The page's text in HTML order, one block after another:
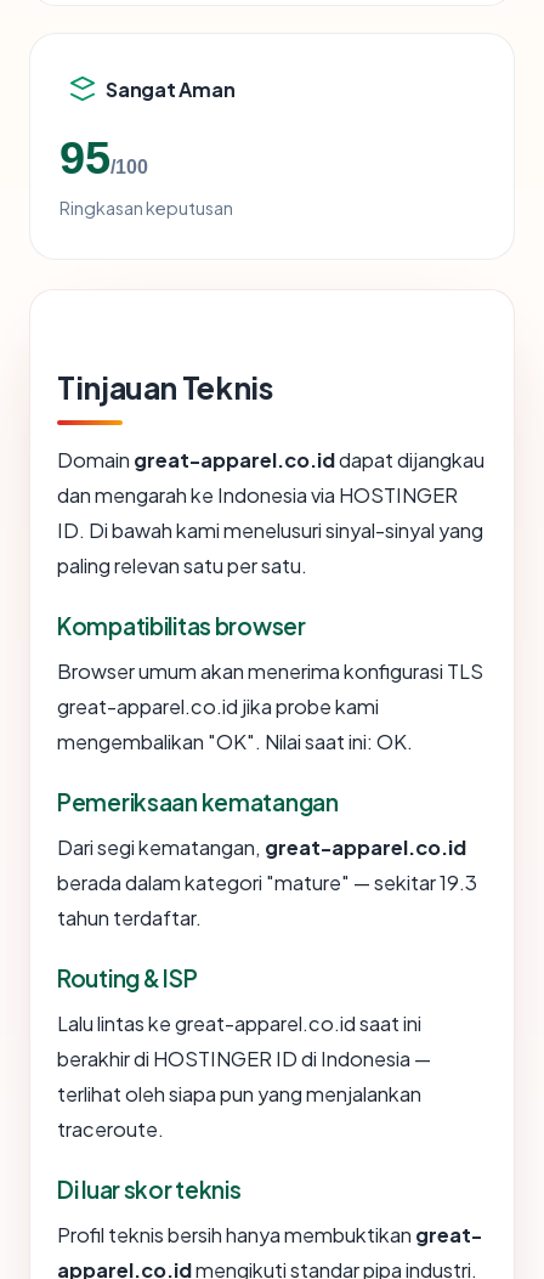
Sangat Aman
95/100
Ringkasan keputusan
Tinjauan Teknis
Domain great-apparel.co.iddapat dijangkau
dan mengarah ke Indonesia via HOSTINGER
ID. Di bawah kami menelusuri sinyal-sinyal yang
paling relevan satu per satu.
Kompatibilitas browser
Browser umum akan menerima konfigurasi TLS
great-apparel.co.id jika probe kami
mengembalikan "OK". Nilai saat ini: OK.
Pemeriksaan kematangan
Dari segi kematangan, great-apparel.co.id
berada dalam kategori "mature" — sekitar 19.3
tahun terdaftar.
Routing & ISP
Lalu lintas ke great-apparel.co.id saat ini
berakhir di HOSTINGER ID di Indonesia —
terlihat oleh siapa pun yang menjalankan
traceroute.
Di luar skor teknis
Profil teknis bersih hanya membuktikan great-
apparel.co.idmengikuti standar pipa industri.